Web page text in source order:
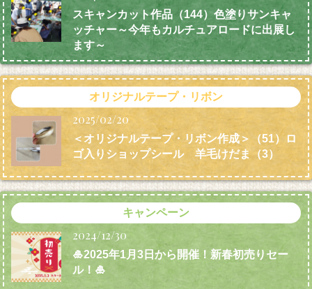
スキャンカット作品（144）色塗りサンキャ
ッチャー～今年もカルチュアロードに出展し
ます～
オリジナルテープ・リボン
2025/02/20
＜オリジナルテープ・リボン作成＞（51）ロ
ゴ入りショップシール 羊毛けだま （3）
キャンペーン
2024/12/30
🎍2025年1月3日から開催！新春初売りセー
ル！🎍